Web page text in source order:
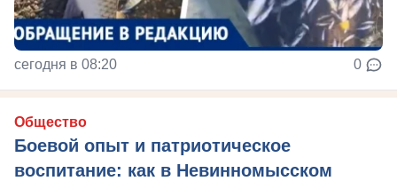
сегодня в 08:20 0
Общество
Боевой опыт и патриотическое
воспитание: как в Невинномысском